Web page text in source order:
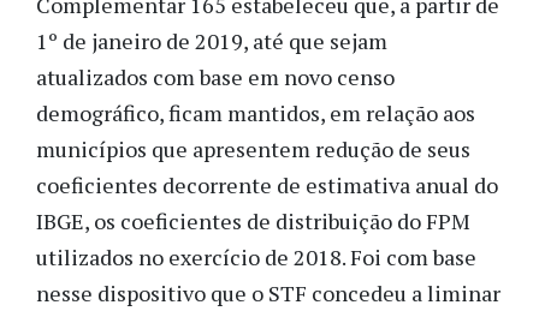
1º de janeiro de 2019, até que sejam
atualizados com base em novo censo
demográfico, ficam mantidos, em relação aos
municípios que apresentem redução de seus
coeficientes decorrente de estimativa anual do
IBGE, os coeficientes de distribuição do FPM
utilizados no exercício de 2018. Foi com base
nesse dispositivo que o STF concedeu a liminar